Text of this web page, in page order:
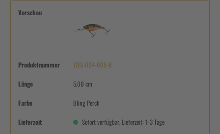
Vorschau
Produktnummer WES-004-005-8
Länge 5,00 cm
Farbe Bling Perch
Lieferzeit Sofort verfügbar, Lieferzeit: 1-3 Tage